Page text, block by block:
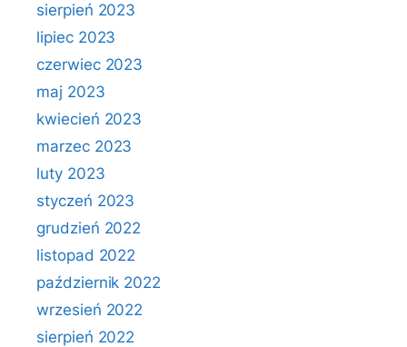
sierpień 2023
lipiec 2023
czerwiec 2023
maj 2023
kwiecień 2023
marzec 2023
luty 2023
styczeń 2023
grudzień 2022
listopad 2022
październik 2022
wrzesień 2022
sierpień 2022